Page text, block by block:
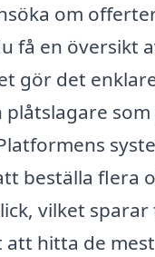
om
få en översikt
gör det
plåtslagare
beställa flera
vilket
att hitta de mest